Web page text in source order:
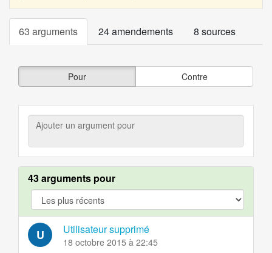
63 arguments 24 amendements 8 sources
Pour Contre
Ajouter
argument
pour
43 arguments pour
argument.filter.yes
U Utilisateur supprimé
18 octobre 2015 à 22:45